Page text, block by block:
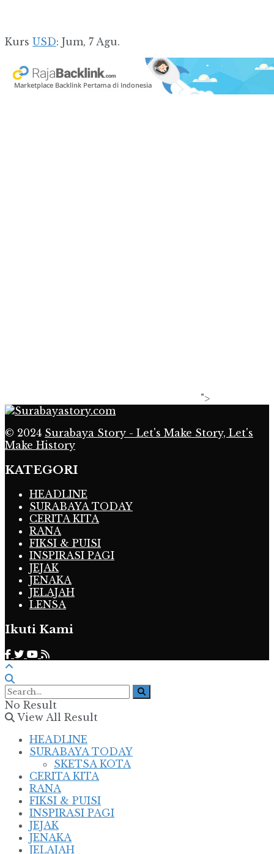
Kurs USD: Jum, 7 Agu.
">
© 2024 Surabaya Story - Let's Make Story, Let's
Make History
KATEGORI
HEADLINE
SURABAYA TODAY
CERITA KITA
RANA
FIKSI & PUISI
INSPIRASI PAGI
JEJAK
JENAKA
JELAJAH
LENSA
Ikuti Kami
No Result
View All Result
HEADLINE
SURABAYA TODAY
SKETSA KOTA
CERITA KITA
RANA
FIKSI & PUISI
INSPIRASI PAGI
JEJAK
JENAKA
JELAJAH